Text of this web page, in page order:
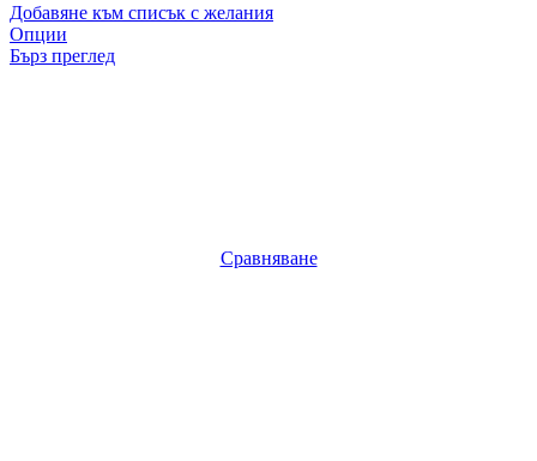
Добавяне към списък с желания
Опции
Бърз преглед
Сравняване